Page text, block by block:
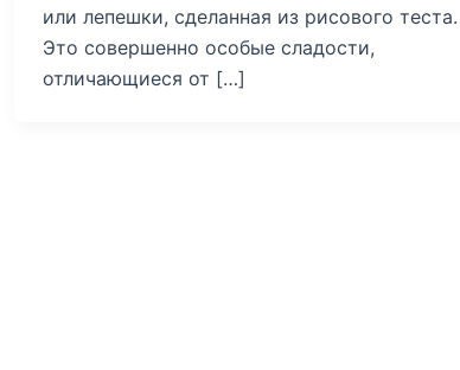
или лепешки, сделанная из рисового теста.
Это совершенно особые сладости,
отличающиеся от […]